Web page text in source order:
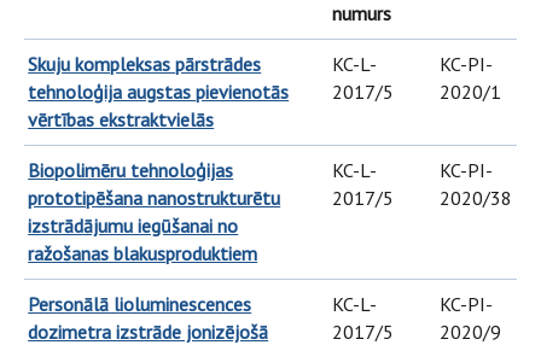
numurs
Skuju kompleksas pārstrādes
tehnoloģija augstas pievienotās
vērtības ekstraktvielās
KC-L-
2017/5
KC-PI-
2020/1
Biopolimēru tehnoloģijas
prototipēšana nanostrukturētu
izstrādājumu iegūšanai no
ražošanas blakusproduktiem
KC-L-
2017/5
KC-PI-
2020/38
Personālā lioluminescences
dozimetra izstrāde jonizējošā
KC-L-
2017/5
KC-PI-
2020/9